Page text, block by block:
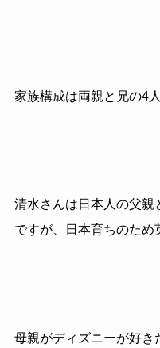
家族構成は両親と兄の4
清水さんは日本人の父親
ですが、日本育ちのため
母親がディズニーが好き